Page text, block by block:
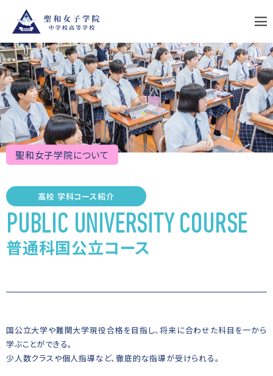
t
o
c
o
n
t
e
n
聖和女子学院について
高校 学科コース紹介
PUBLIC UNIVERSITY COURSE
普通科国公立コース
国公立大学や難関大学現役合格を目指し、将来に合わせた科目を一から
学ぶことができる。
少人数クラスや個人指導など、徹底的な指導が受けられる。